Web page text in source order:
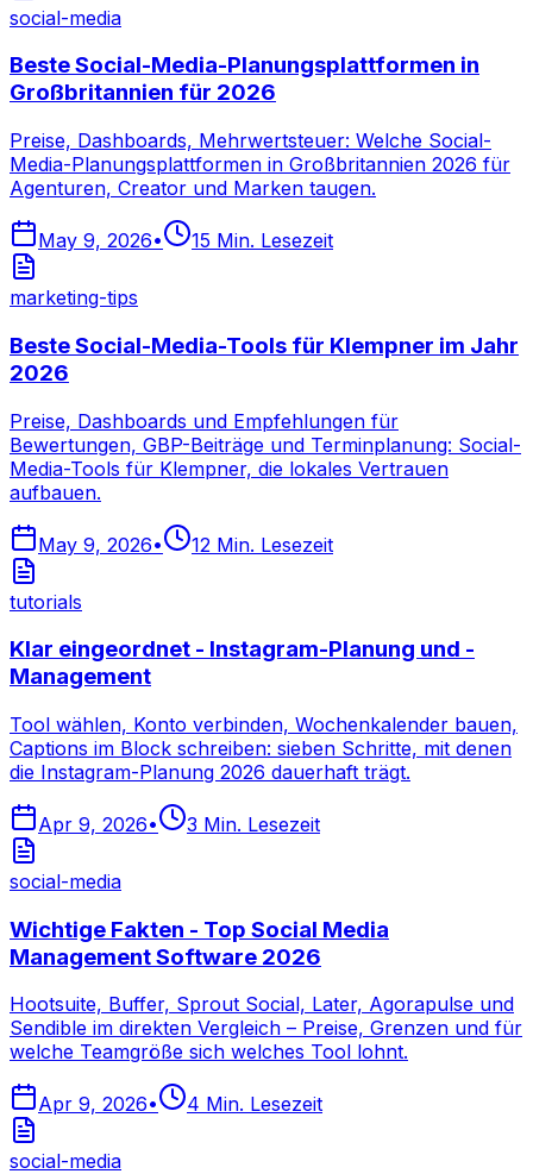
social-media
Beste Social-Media-Planungsplattformen in
Großbritannien für 2026
Preise, Dashboards, Mehrwertsteuer: Welche Social-
Media-Planungsplattformen in Großbritannien 2026 für
Agenturen, Creator und Marken taugen.
May 9, 2026• 15 Min. Lesezeit
marketing-tips
Beste Social-Media-Tools für Klempner im Jahr
2026
Preise, Dashboards und Empfehlungen für
Bewertungen, GBP-Beiträge und Terminplanung: Social-
Media-Tools für Klempner, die lokales Vertrauen
aufbauen.
May 9, 2026• 12 Min. Lesezeit
tutorials
Klar eingeordnet - Instagram-Planung und -
Management
Tool wählen, Konto verbinden, Wochenkalender bauen,
Captions im Block schreiben: sieben Schritte, mit denen
die Instagram-Planung 2026 dauerhaft trägt.
Apr 9, 2026• 3 Min. Lesezeit
social-media
Wichtige Fakten - Top Social Media
Management Software 2026
Hootsuite, Buffer, Sprout Social, Later, Agorapulse und
Sendible im direkten Vergleich – Preise, Grenzen und für
welche Teamgröße sich welches Tool lohnt.
Apr 9, 2026• 4 Min. Lesezeit
social-media